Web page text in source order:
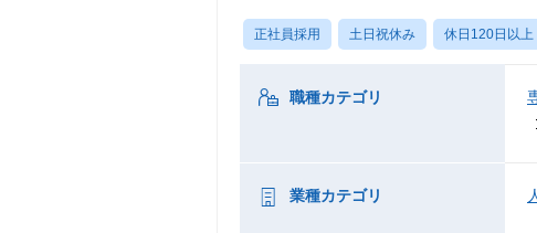
正社員採用 土日祝休み 休日120日以上
職種カテゴリ
業種カテゴリ